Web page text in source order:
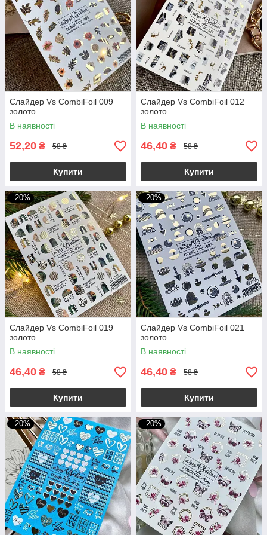
Слайдер Vs CombiFoil 009
золото
В наявності
52,20 ₴ 58 ₴
Купити
Слайдер Vs CombiFoil 012
золото
В наявності
46,40 ₴ 58 ₴
Купити
–20%
Слайдер Vs CombiFoil 019
золото
В наявності
46,40 ₴ 58 ₴
Купити
–20%
Слайдер Vs CombiFoil 021
золото
В наявності
46,40 ₴ 58 ₴
Купити
–20% –20%